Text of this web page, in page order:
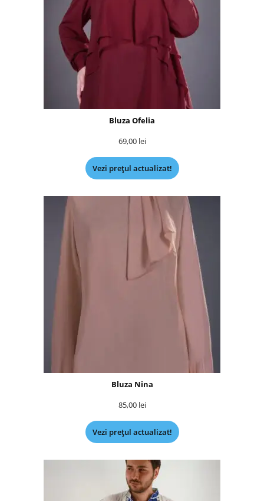
Bluza Ofelia
69,00 lei
Vezi prețul actualizat!
Bluza Nina
85,00 lei
Vezi prețul actualizat!